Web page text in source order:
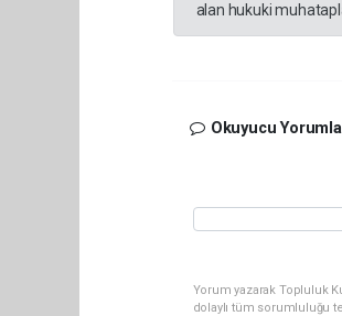
alan hukuki
Okuyucu
Yorum yazarak Topluluk
dolaylı tüm sorumluluğu